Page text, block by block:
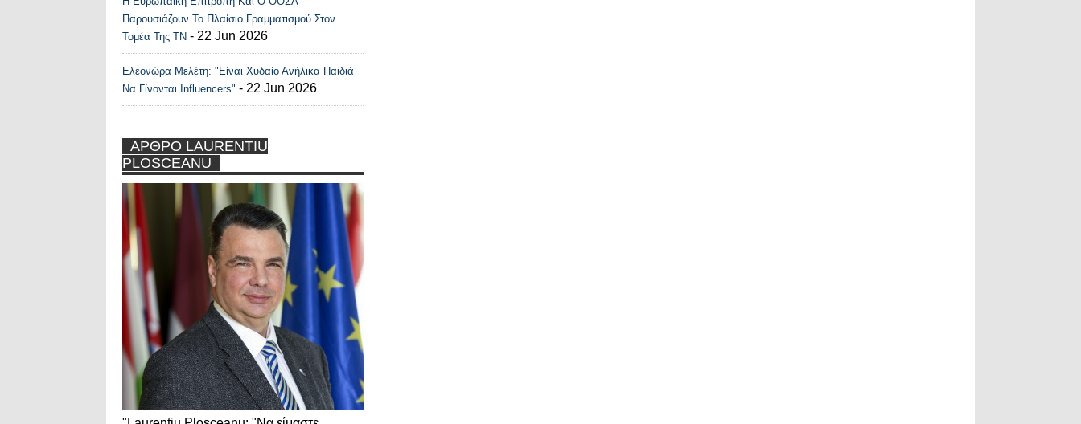
Παρουσιάζουν Το Πλαίσιο Γραμματισμού Στον
Τομέα Της ΤΝ - 22 Jun 2026
Ελεονώρα Μελέτη: "Είναι Χυδαίο Ανήλικα Παιδιά
Να Γίνονται Influencers" - 22 Jun 2026
ΑΡΘΡΟ LAURENTIU
PLOSCEANU